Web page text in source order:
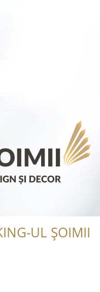
UL ȘOIMII